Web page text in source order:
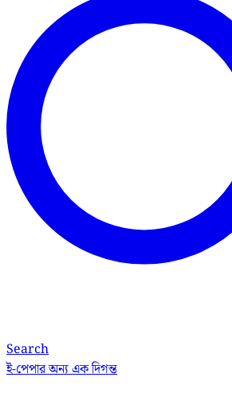
Search
ই-পেপারঅন্য এক দিগন্ত